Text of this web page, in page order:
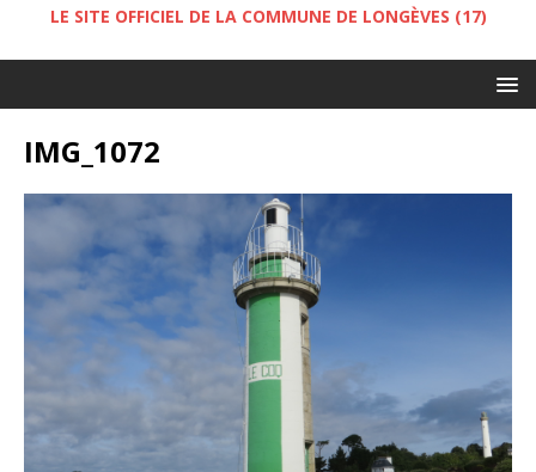
LE SITE OFFICIEL DE LA COMMUNE DE LONGÈVES (17)
IMG_1072